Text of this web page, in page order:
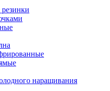
наращивания